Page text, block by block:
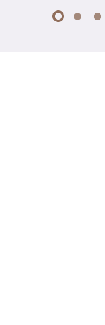
1 2 3